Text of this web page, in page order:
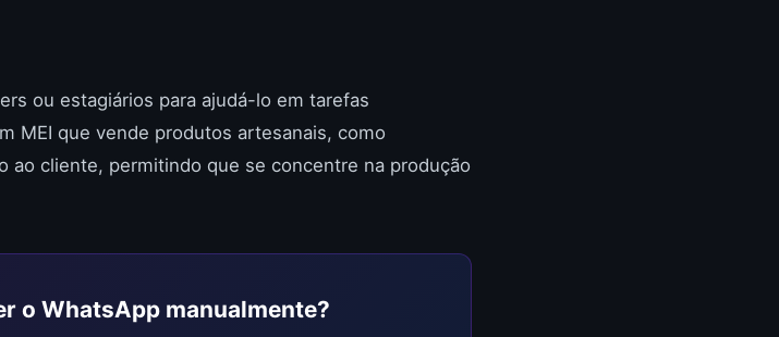
ou estagiários para ajudá-lo em tarefas
MEI que vende produtos artesanais, como
ao cliente, permitindo que se concentre na produção
o WhatsApp manualmente?